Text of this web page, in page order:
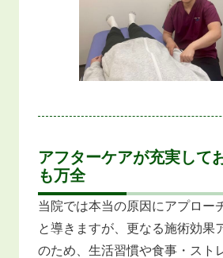
アフターケアが充実して
も万全
当院では本当の原因にアプロー
と導きますが、更なる施術効果
のため、生活習慣や食事・スト